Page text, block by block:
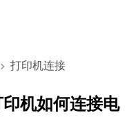
打印机连接
印机如何连接电